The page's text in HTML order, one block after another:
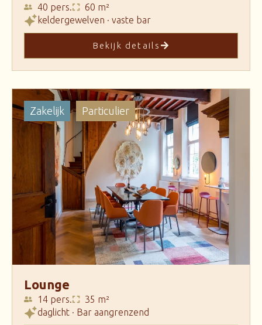
40 pers.
60 m²
keldergewelven · vaste bar
Bekijk details
Zakelijk Particulier
Lounge
14 pers.
35 m²
daglicht · Bar aangrenzend